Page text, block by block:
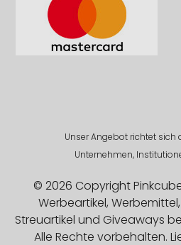
Unser Angebot richtet
Unternehmen,
© 2026 Copyright
Werbeartikel,
Streuartikel und Giveaways
Alle Rechte vorbehalten.